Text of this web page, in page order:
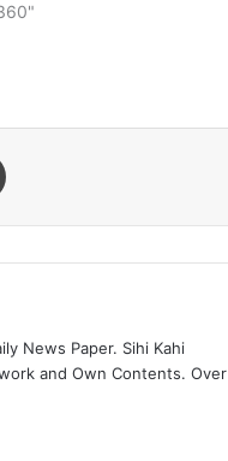
News Paper. Sihi Kahi
and Own Contents. Over